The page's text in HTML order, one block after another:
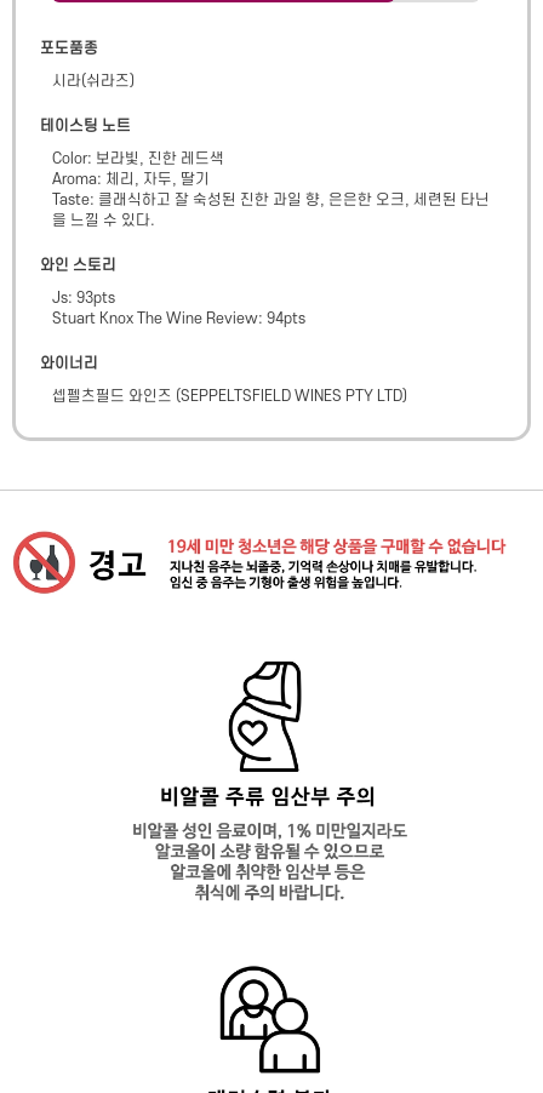
포도품종
시라(쉬라즈)
테이스팅 노트
Color: 보라빛, 진한 레드색
Aroma: 체리, 자두, 딸기
Taste: 클래식하고 잘 숙성된 진한 과일 향, 은은한 오크, 세련된 타닌
을 느낄 수 있다.
와인 스토리
Js: 93pts
Stuart Knox The Wine Review: 94pts
와이너리
셉펠츠필드 와인즈 (SEPPELTSFIELD WINES PTY LTD)